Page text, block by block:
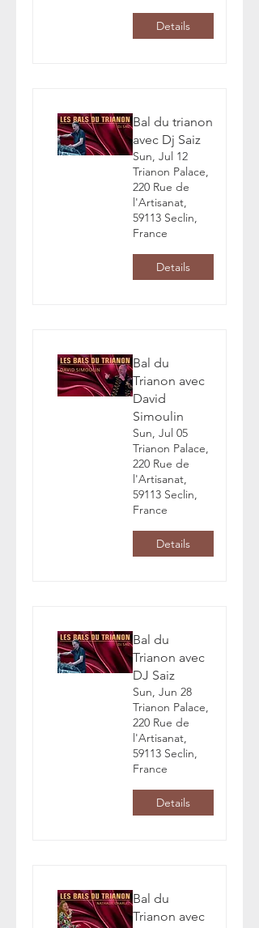
Details
Bal du trianon
avec Dj Saiz
Sun, Jul 12
Trianon Palace,
220 Rue de
l'Artisanat,
59113 Seclin,
France
Details
Bal du
Trianon avec
David
Simoulin
Sun, Jul 05
Trianon Palace,
220 Rue de
l'Artisanat,
59113 Seclin,
France
Details
Bal du
Trianon avec
DJ Saiz
Sun, Jun 28
Trianon Palace,
220 Rue de
l'Artisanat,
59113 Seclin,
France
Details
Bal du
Trianon avec